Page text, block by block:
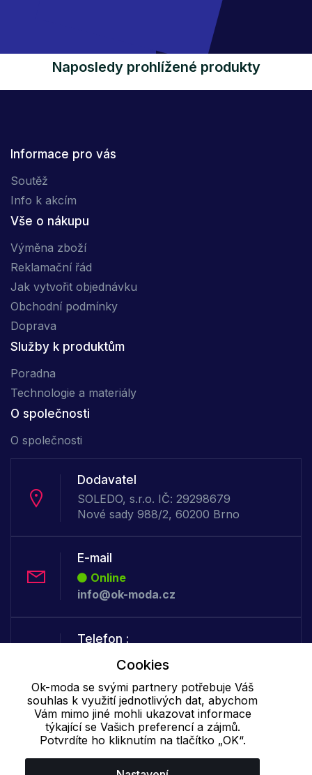
Naposledy prohlížené produkty
Informace pro vás
Soutěž
Info k akcím
Vše o nákupu
Výměna zboží
Reklamační řád
Jak vytvořit objednávku
Obchodní podmínky
Doprava
Služby k produktům
Poradna
Technologie a materiály
O společnosti
O společnosti
Dodavatel
SOLEDO, s.r.o. IČ: 29298679
Nové sady 988/2, 60200 Brno
E-mail
Online
info@ok-moda.cz
Telefon :
Offline
+420 702 000 160
Cookie - podrobné nastavení| Další informace|Ochrana osobních
Cookies
Ok-moda se svými partnery potřebuje Váš
souhlas k využití jednotlivých dat, abychom
Vám mimo jiné mohli ukazovat informace
týkající se Vašich preferencí a zájmů.
Potvrdíte ho kliknutím na tlačítko „OK“.